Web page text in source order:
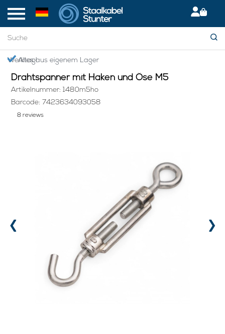
Giropay: Sicher & bequem bezahlen
Startseite > Drahtspanner mit Haken und Öse M5
Drahtspanner mit Haken und Öse M5
Artikelnummer: 1480m5ho
Barcode: 7423634093058
8 reviews
‹ ›